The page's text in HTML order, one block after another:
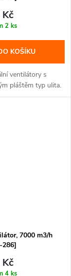
2 ks
KOŠÍKU
ventilátory s
pláštěm typ ulita.
7000 m3/h
286]
4 ks